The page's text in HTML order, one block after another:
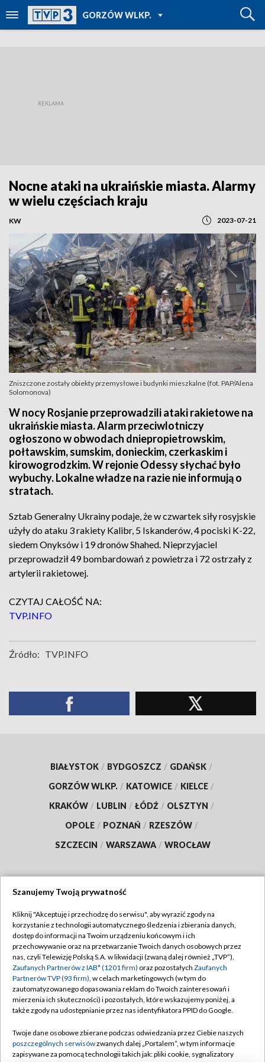
GORZÓW WLKP.
TVP REGIONY
Nocne ataki na ukraińskie miasta. Alarmy
w wielu częściach kraju
KW 2023-07-21
Zniszczone zostały obiekty przemysłowe i budynki mieszkalne (fot. PAP/Alena
Solomonova)
W nocy Rosjanie przeprowadzili ataki rakietowe na
ukraińskie miasta. Alarm przeciwlotniczy
ogłoszono w obwodach dniepropietrowskim,
połtawskim, sumskim, donieckim, czerkaskim i
kirowogrodzkim. W rejonie Odessy słychać było
wybuchy. Lokalne władze na razie nie informują o
stratach.
Sztab Generalny Ukrainy podaje, że w czwartek siły rosyjskie
użyły do ataku 3 rakiety Kalibr, 5 Iskanderów, 4 pociski K-22,
siedem Onyksów i 19 dronów Shahed. Nieprzyjaciel
przeprowadził 49 bombardowań z powietrza i 72 ostrzały z
artylerii rakietowej.
CZYTAJ CAŁOŚĆ NA:
TVP.INFO
Źródło: TVP.INFO
BIAŁYSTOK / BYDGOSZCZ / GDAŃSK /
GORZÓW WLKP. / KATOWICE / KIELCE /
KRAKÓW / LUBLIN / ŁÓDŹ / OLSZTYN /
OPOLE / POZNAŃ / RZESZÓW /
SZCZECIN / WARSZAWA / WROCŁAW
TVP
Abonament TVP
Emisja w TVP
Centrum informacji TVP
Naziemna Telewizja Cyfrowa
Rada Programowa
Regulamin TVP
Polityka prywatności
Moje zgody
Pomoc
Kontakt
Szanujemy Twoją prywatność
Kliknij "Akceptuję i przechodzę do serwisu", aby wyrazić zgody na
korzystanie z technologii automatycznego śledzenia i zbierania danych,
dostęp do informacji na Twoim urządzeniu końcowym i ich
przechowywanie oraz na przetwarzanie Twoich danych osobowych przez
nas, czyli Telewizję Polską S.A. w likwidacji (zwaną dalej również „TVP”),
Zaufanych Partnerów z IAB* (1201 firm) oraz pozostałych Zaufanych
Partnerów TVP (93 firm), w celach marketingowych (w tym do
zautomatyzowanego dopasowania reklam do Twoich zainteresowań i
mierzenia ich skuteczności) i pozostałych, które wskazujemy poniżej, a
także zgody na udostępnianie przez nas identyfikatora PPID do Google.
Twoje dane osobowe zbierane podczas odwiedzania przez Ciebie naszych
poszczególnych serwisówzwanych dalej „Portalem”, w tym informacje
zapisywane za pomocą technologii takich jak: pliki cookie, sygnalizatory